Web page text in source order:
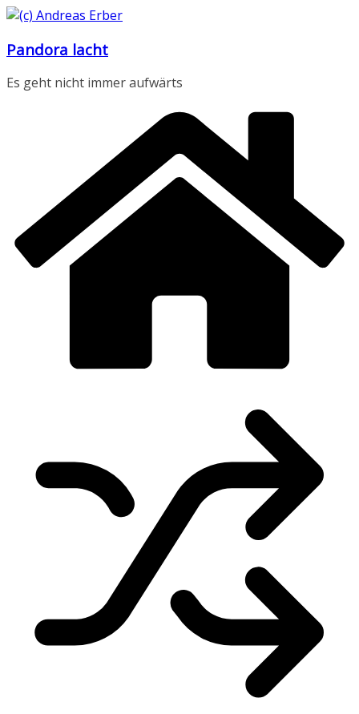
Zum
springen
Pandora lacht
Es geht nicht immer aufwärts